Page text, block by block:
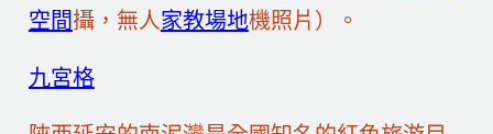
空間攝，無人家教場地機照片）。
九宮格